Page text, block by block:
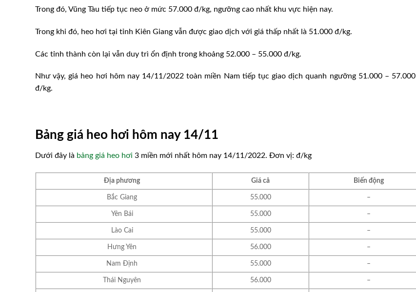
Trong đó, Vũng Tàu tiếp tục neo ở mức 57.000 đ/kg, ngưỡng cao nhất khu vực hiện nay.
Trong khi đó, heo hơi tại tỉnh Kiên Giang vẫn được giao dịch với giá thấp nhất là 51.000 đ/kg.
Các tỉnh thành còn lại vẫn duy trì ổn định trong khoảng 52.000 – 55.000 đ/kg.
Như vậy, giá heo hơi hôm nay 14/11/2022 toàn miền Nam tiếp tục giao dịch quanh ngưỡng 51.000 – 57.000
đ/kg.
Bảng giá heo hơi hôm nay 14/11
Dưới đây là bảng giá heo hơi 3 miền mới nhất hôm nay 14/11/2022. Đơn vị: đ/kg
Địa phương Giá cả Biến động
Bắc Giang 55.000 –
Yên Bái 55.000 –
Lào Cai 55.000 –
Hưng Yên 56.000 –
Nam Định 55.000 –
Thái Nguyên 56.000 –